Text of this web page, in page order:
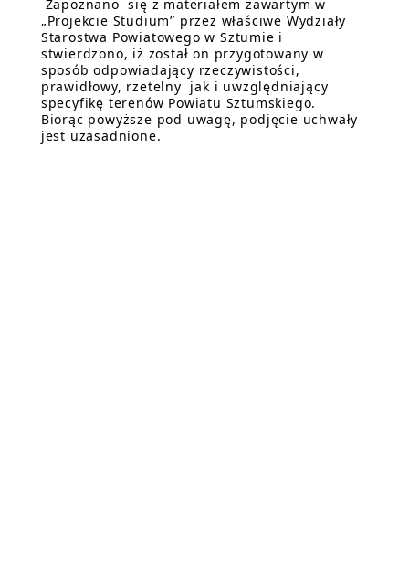
Zapoznano się z materiałem zawartym w
„Projekcie Studium” przez właściwe Wydziały
Starostwa Powiatowego w Sztumie i
stwierdzono, iż został on przygotowany w
sposób odpowiadający rzeczywistości,
prawidłowy, rzetelny jak i uwzględniający
specyfikę terenów Powiatu Sztumskiego.
Biorąc powyższe pod uwagę, podjęcie uchwały
jest uzasadnione.